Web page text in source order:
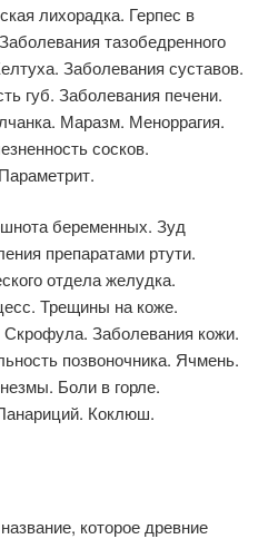
лихорадка. Герпес в
тазобедренного
Заболевания суставов.
губ. Заболевания печени.
Маразм. Меноррагия.
сосков.
беременных. Зуд
препаратами ртути.
отдела желудка.
Трещины на коже.
Заболевания кожи.
позвоночника. Ячмень.
Боли в горле.
Коклюш.
которое древние